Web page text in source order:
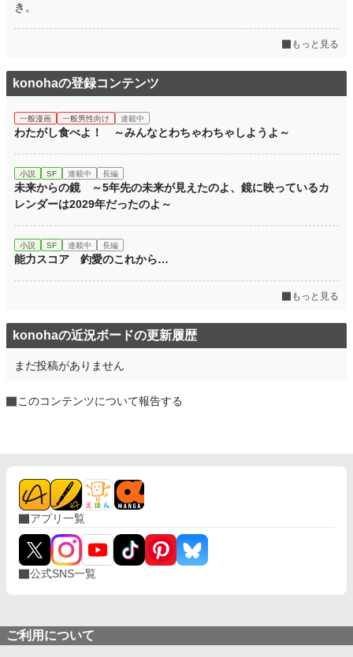
き。
もっと見る
konohaの登録コンテンツ
一般漫画 一般男性向け 連載中
わたがし食べよ！ ～みんなとわちゃわちゃしようよ～
小説 SF 連載中 長編
未来からの鏡 ～5年先の未来が見えたのよ、鏡に映っているカ
レンダーは2029年だったのよ～
小説 SF 連載中 長編
能力スコア 釣愛のこれから…
もっと見る
konohaの近況ボードの更新履歴
まだ投稿がありません
このコンテンツについて報告する
アプリ一覧
公式SNS一覧
ご利用について